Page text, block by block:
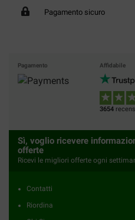
Pagamento sicuro
Pagamento Affidabile
3654
Sì, voglio ricevere
offerte
Ricevi le migliori offerte ogni
Contatti
Riordina